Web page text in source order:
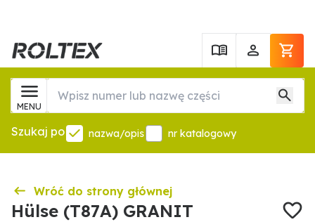
MENU
Szukaj po nazwa/opis nr katalogowy
Wróć do strony głównej
Hülse (T87A) GRANIT